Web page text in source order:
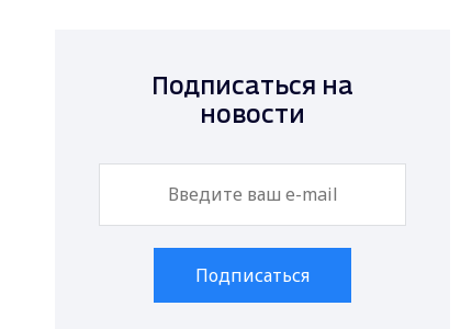
Подписаться на
новости
Подписаться